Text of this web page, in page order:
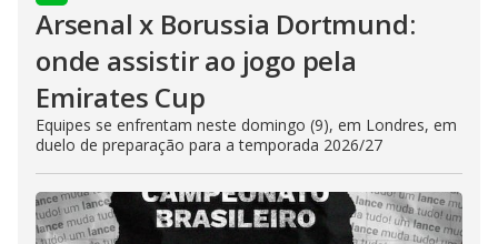
Arsenal x Borussia Dortmund:
onde assistir ao jogo pela
Emirates Cup
Equipes se enfrentam neste domingo (9), em Londres, em
duelo de preparação para a temporada 2026/27